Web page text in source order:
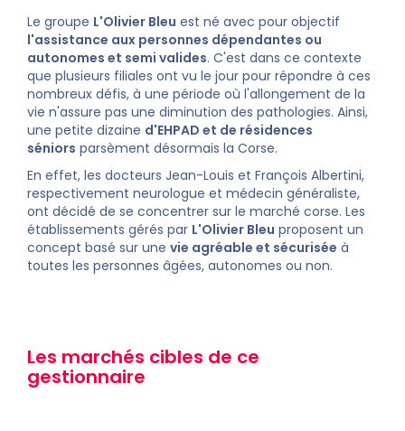
Le groupe L'Olivier Bleu est né avec pour objectif
l'assistance aux personnes dépendantes ou
autonomes et semi valides. C'est dans ce contexte
que plusieurs filiales ont vu le jour pour répondre à ces
nombreux défis, à une période où l'allongement de la
vie n'assure pas une diminution des pathologies. Ainsi,
une petite dizaine d'EHPAD et de résidences
séniors parsèment désormais la Corse.
En effet, les docteurs Jean-Louis et François Albertini,
respectivement neurologue et médecin généraliste,
ont décidé de se concentrer sur le marché corse. Les
établissements gérés par L'Olivier Bleu proposent un
concept basé sur une vie agréable et sécurisée à
toutes les personnes âgées, autonomes ou non.
Les marchés cibles de ce
gestionnaire